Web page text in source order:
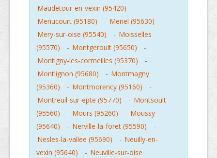
Maudetour-en-vexin (95420)
-
Menucourt (95180)
- Meriel (95630)
-
Mery-sur-oise (95540)
- Moisselles
(95570)
- Montgeroult (95650)
-
Montigny-les-cormeilles (95370)
-
Montlignon (95680)
- Montmagny
(95360)
- Montmorency (95160)
-
Montreuil-sur-epte (95770)
- Montsoult
(95560)
- Mours (95260) - Moussy
(95640)
- Nerville-la-foret (95590)
-
Nesles-la-vallee (95690)
- Neuilly-en-
vexin (95640)
- Neuville-sur-oise